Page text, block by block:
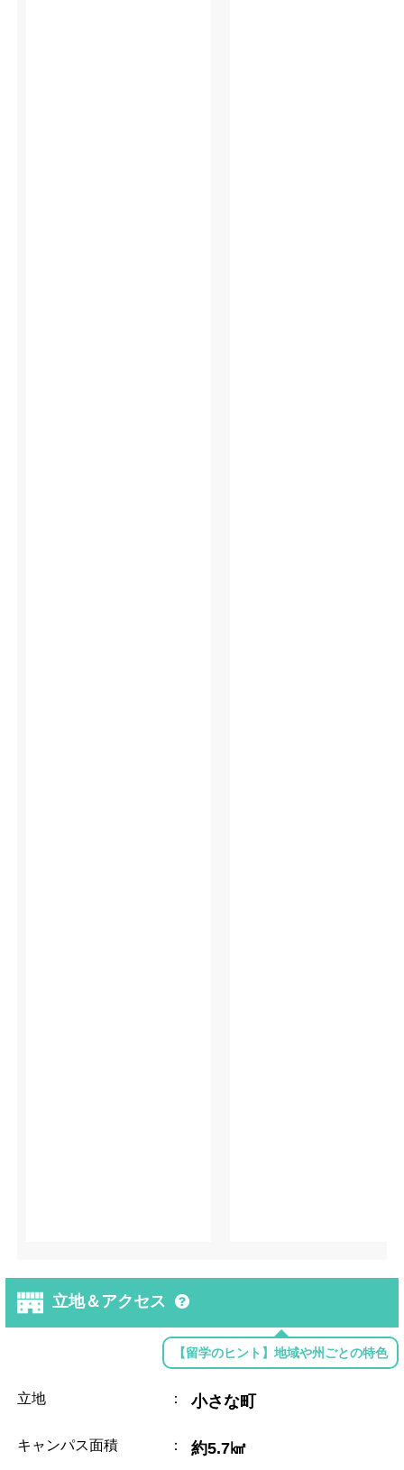
立地＆アクセス
【留学のヒント】地域や州ごとの特色
立地 ： 小さな町
キャンパス面積 ： 約5.7㎢